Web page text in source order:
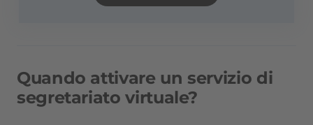
Quando attivare un servizio di
segretariato virtuale?